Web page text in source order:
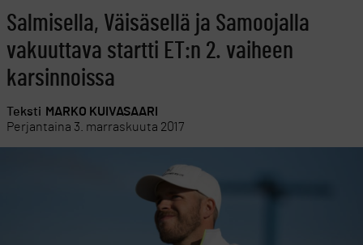
Salmisella, Väisäsellä ja Samoojalla
vakuuttava startti ET:n 2. vaiheen
karsinnoissa
Teksti MARKO KUIVASAARI
Perjantaina 3. marraskuuta 2017